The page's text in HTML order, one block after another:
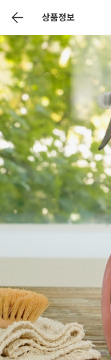
상품정보
공인 농축산물할인 찬들마루